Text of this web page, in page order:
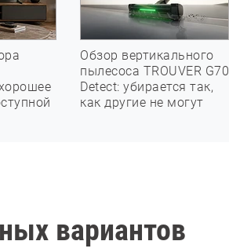
Обзор вертикального
пылесоса TROUVER G70
Detect: убирается так,
как другие не могут
вариантов